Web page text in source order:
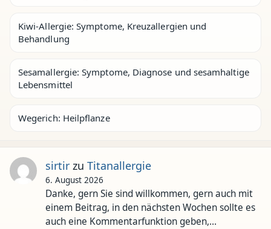
Kiwi-Allergie: Symptome, Kreuzallergien und
Behandlung
Sesamallergie: Symptome, Diagnose und sesamhaltige
Lebensmittel
Wegerich: Heilpflanze
sirtirzu Titanallergie
6. August 2026
Danke, gern Sie sind willkommen, gern auch mit
einem Beitrag, in den nächsten Wochen sollte es
auch eine Kommentarfunktion geben,…